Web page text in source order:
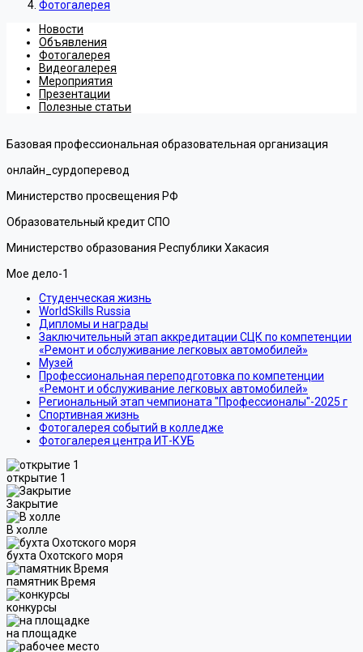
Фотогалерея
Новости
Объявления
Фотогалерея
Видеогалерея
Мероприятия
Презентации
Полезные статьи
Базовая профессиональная образовательная организация
онлайн_сурдоперевод
Министерство просвещения РФ
Образовательный кредит СПО
Министерство образования Республики Хакасия
Мое дело-1
Студенческая жизнь
WorldSkills Russia
Дипломы и награды
Заключительный этап аккредитации СЦК по компетенции
«Ремонт и обслуживание легковых автомобилей»
Музей
Профессиональная переподготовка по компетенции
«Ремонт и обслуживание легковых автомобилей»
Региональный этап чемпионата "Профессионалы"-2025 г
Спортивная жизнь
Фотогалерея событий в колледже
Фотогалерея центра ИТ-КУБ
открытие 1
Закрытие
В холле
бухта Охотского моря
памятник Время
конкурсы
на площадке